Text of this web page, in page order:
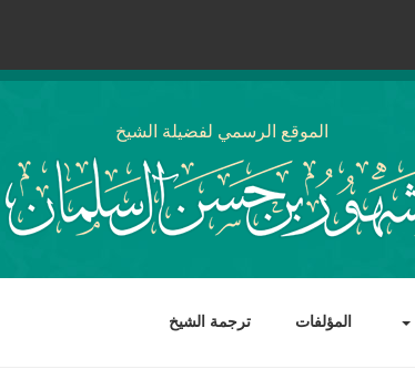
الموقع الرسمي لفضيلة الشيخ
المؤلفات ترجمة الشيخ